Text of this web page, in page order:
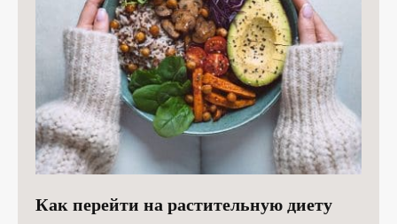
Как перейти на растительную диету